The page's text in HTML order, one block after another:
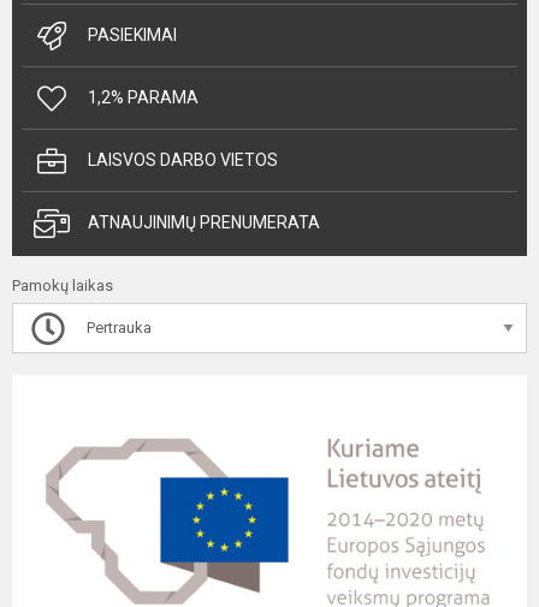
PASIEKIMAI
1,2% PARAMA
LAISVOS DARBO VIETOS
ATNAUJINIMŲ PRENUMERATA
Pamokų laikas
Pertrauka